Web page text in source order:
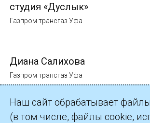
студия «Дуслык»
Газпром трансгаз Уфа
Диана Салихова
Газпром трансгаз Уфа
Наш сайт обрабатывает
(в том числе, файлы cookie,